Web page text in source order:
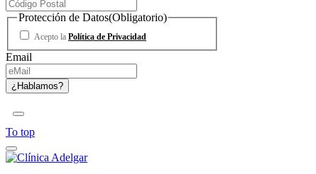
Protección de Datos(Obligatorio)
Acepto la Política de Privacidad
Email
To top